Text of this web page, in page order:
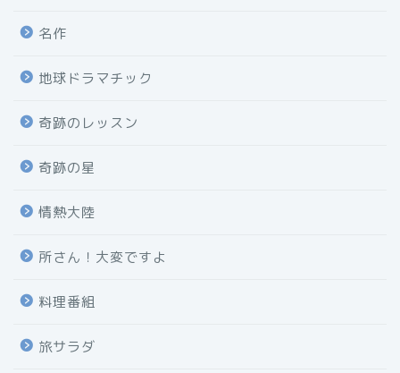
名作
地球ドラマチック
奇跡のレッスン
奇跡の星
情熱大陸
所さん！大変ですよ
料理番組
旅サラダ